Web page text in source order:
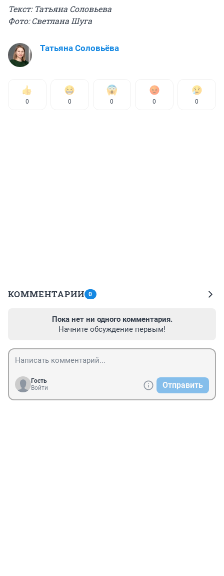
Текст: Татьяна Соловьева
Фото: Светлана Шуга
Татьяна Соловьёва
0 0 0 0 0
КОММЕНТАРИИ 0
Пока нет ни одного комментария.
Начните обсуждение первым!
Гость
Войти
Отправить